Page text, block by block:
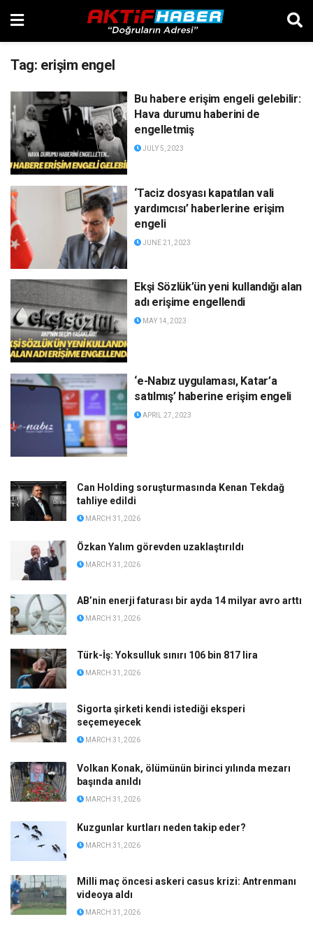
Tag: erişim engel
Bu habere erişim engeli gelebilir:
Hava durumu haberini de
engelletmiş
JULY 5, 2023
‘Taciz dosyası kapatılan vali
yardımcısı’ haberlerine erişim
engeli
JUNE 21, 2023
Ekşi Sözlük’ün yeni kullandığı alan
adı erişime engellendi
MAY 14, 2023
‘e-Nabız uygulaması, Katar’a
satılmış’ haberine erişim engeli
APRIL 27, 2023
Can Holding soruşturmasında Kenan Tekdağ
tahliye edildi
MARCH 31, 2026
Özkan Yalım görevden uzaklaştırıldı
MARCH 31, 2026
AB’nin enerji faturası bir ayda 14 milyar avro arttı
MARCH 31, 2026
Türk-İş: Yoksulluk sınırı 106 bin 817 lira
MARCH 31, 2026
Sigorta şirketi kendi istediği eksperi
seçemeyecek
MARCH 31, 2026
Volkan Konak, ölümünün birinci yılında mezarı
başında anıldı
MARCH 31, 2026
Kuzgunlar kurtları neden takip eder?
MARCH 31, 2026
Milli maç öncesi askeri casus krizi: Antrenmanı
videoya aldı
MARCH 31, 2026